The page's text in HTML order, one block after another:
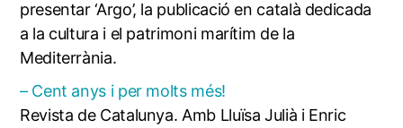
presentar ‘Argo’, la publicació en català dedicada
a la cultura i el patrimoni marítim de la
Mediterrània.
– Cent anys i per molts més!
Revista de Catalunya. Amb Lluïsa Julià i Enric